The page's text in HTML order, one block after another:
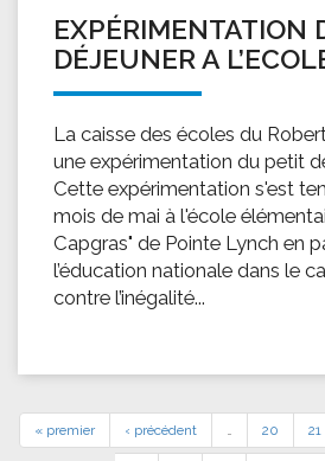
EXPÉRIMENTATION
DÉJEUNER A
La caisse des écoles du
une expérimentation du petit
Cette expérimentation s'est
mois de mai à l'école
Capgras" de Pointe Lynch en
l’éducation nationale dans le
contre l’inégalité...
« premier ‹ précédent … 20 21